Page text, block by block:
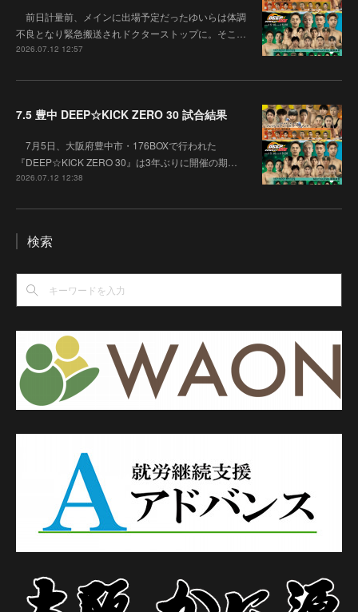
前日計量前、メインに出場予定だったゆいらは体調
不良となり緊急搬送されドクターストップに。そこ…
2026.07.12 12:57
7.5 豊中 DEEP☆KICK ZERO 30 試合結果
7月5日、大阪府豊中市・176BOXで行われた
『DEEP☆KICK ZERO 30』は3年ぶりに開催の期…
2026.07.12 12:38
検索